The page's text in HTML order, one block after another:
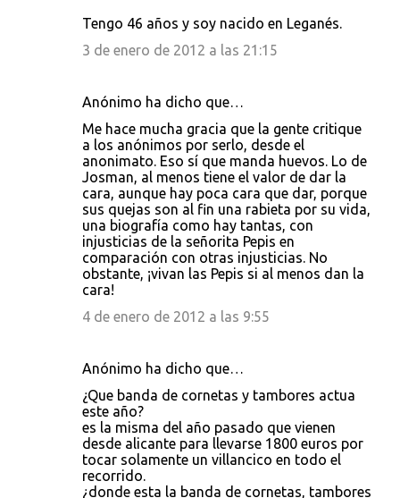
Tengo 46 años y soy nacido en Leganés.
3 de enero de 2012 a las 21:15
Anónimo ha dicho que…
Me hace mucha gracia que la gente critique
a los anónimos por serlo, desde el
anonimato. Eso sí que manda huevos. Lo de
Josman, al menos tiene el valor de dar la
cara, aunque hay poca cara que dar, porque
sus quejas son al fin una rabieta por su vida,
una biografía como hay tantas, con
injusticias de la señorita Pepis en
comparación con otras injusticias. No
obstante, ¡vivan las Pepis si al menos dan la
cara!
4 de enero de 2012 a las 9:55
Anónimo ha dicho que…
¿Que banda de cornetas y tambores actua
este año?
es la misma del año pasado que vienen
desde alicante para llevarse 1800 euros por
tocar solamente un villancico en todo el
recorrido.
¿donde esta la banda de cornetas, tambores